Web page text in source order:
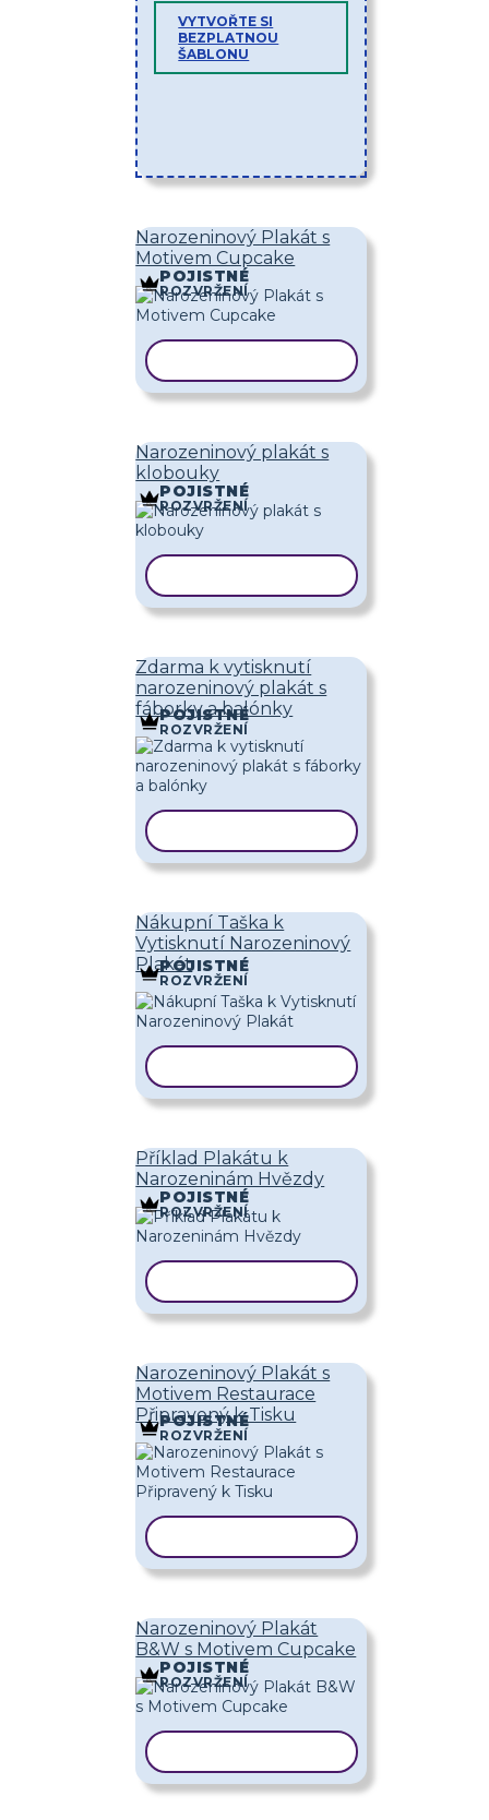
VYTVOŘTE SI
BEZPLATNOU
ŠABLONU
Narozeninový Plakát s
Motivem Cupcake
POJISTNÉ
ROZVRŽENÍ
Narozeninový plakát s
klobouky
POJISTNÉ
ROZVRŽENÍ
Zdarma k vytisknutí
narozeninový plakát s
fáborky a balónky
POJISTNÉ
ROZVRŽENÍ
Nákupní Taška k
Vytisknutí Narozeninový
Plakát
POJISTNÉ
ROZVRŽENÍ
Příklad Plakátu k
Narozeninám Hvězdy
POJISTNÉ
ROZVRŽENÍ
Narozeninový Plakát s
Motivem Restaurace
Připravený k Tisku
POJISTNÉ
ROZVRŽENÍ
Narozeninový Plakát
B&W s Motivem Cupcake
POJISTNÉ
ROZVRŽENÍ